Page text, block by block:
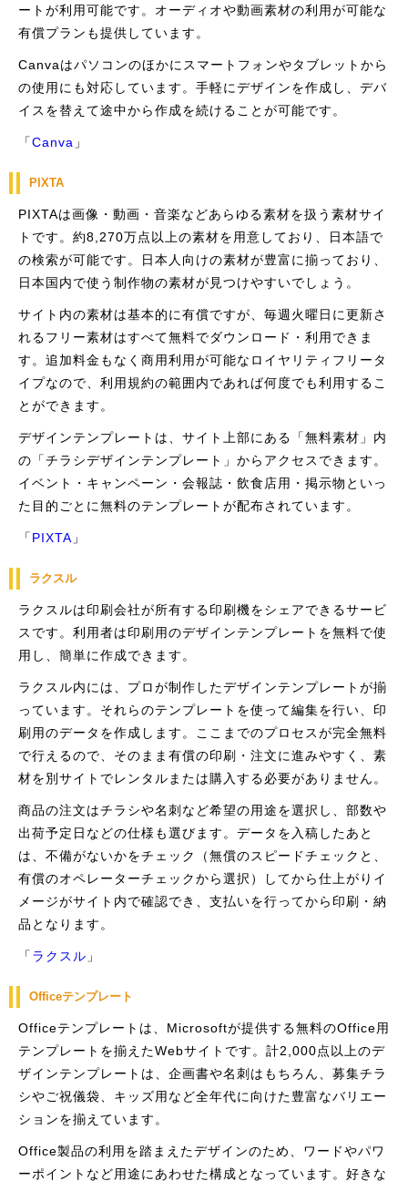
ートが利用可能です。オーディオや動画素材の利用が可能な
有償プランも提供しています。
Canvaはパソコンのほかにスマートフォンやタブレットから
の使用にも対応しています。手軽にデザインを作成し、デバ
イスを替えて途中から作成を続けることが可能です。
「Canva 」
PIXTA
PIXTAは画像・動画・音楽などあらゆる素材を扱う素材サイ
トです。約8,270万点以上の素材を用意しており、日本語で
の検索が可能です。日本人向けの素材が豊富に揃っており、
日本国内で使う制作物の素材が見つけやすいでしょう。
サイト内の素材は基本的に有償ですが、毎週火曜日に更新さ
れるフリー素材はすべて無料でダウンロード・利用できま
す。追加料金もなく商用利用が可能なロイヤリティフリータ
イプなので、利用規約の範囲内であれば何度でも利用するこ
とができます。
デザインテンプレートは、サイト上部にある「無料素材」内
の「チラシデザインテンプレート」からアクセスできます。
イベント・キャンペーン・会報誌・飲食店用・掲示物といっ
た目的ごとに無料のテンプレートが配布されています。
「 PIXTA 」
ラクスル
ラクスルは印刷会社が所有する印刷機をシェアできるサービ
スです。利用者は印刷用のデザインテンプレートを無料で使
用し、簡単に作成できます。
ラクスル内には、プロが制作したデザインテンプレートが揃
っています。それらのテンプレートを使って編集を行い、印
刷用のデータを作成します。ここまでのプロセスが完全無料
で行えるので、そのまま有償の印刷・注文に進みやすく、素
材を別サイトでレンタルまたは購入する必要がありません。
商品の注文はチラシや名刺など希望の用途を選択し、部数や
出荷予定日などの仕様も選びます。データを入稿したあと
は、不備がないかをチェック（無償のスピードチェックと、
有償のオペレーターチェックから選択）してから仕上がりイ
メージがサイト内で確認でき、支払いを行ってから印刷・納
品となります。
「 ラクスル 」
Officeテンプレート
Officeテンプレートは、Microsoftが提供する無料のOffice用
テンプレートを揃えたWebサイトです。計2,000点以上のデ
ザインテンプレートは、企画書や名刺はもちろん、募集チラ
シやご祝儀袋、キッズ用など全年代に向けた豊富なバリエー
ションを揃えています。
Office製品の利用を踏まえたデザインのため、ワードやパワ
ーポイントなど用途にあわせた構成となっています。好きな